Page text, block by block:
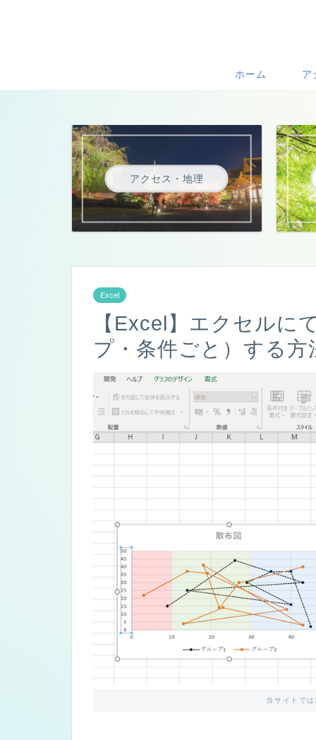
ホーム ア
アクセス・地理
Excel
【Excel】エクセルに
プ・条件ごと）する
当サイトで